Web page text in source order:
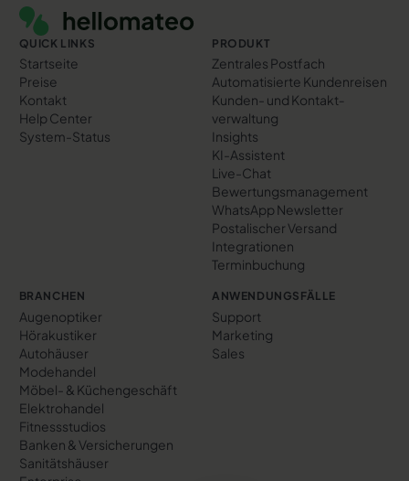
QUICK LINKS
Startseite
Preise
Kontakt
Help Center
System-Status
PRODUKT
Zentrales Postfach
Automatisierte Kundenreisen
Kunden- und Kontakt­
verwaltung
Insights
KI-Assistent
Live-Chat
Bewertungs­management
WhatsApp Newsletter
Postalischer Versand
Integrationen
Terminbuchung
BRANCHEN
Augenoptiker
Hörakustiker
Autohäuser
Modehandel
Möbel- & Küchengeschäft
Elektrohandel
Fitnessstudios
Banken & Versicherungen
Sanitätshäuser
ANWENDUNGSFÄLLE
Support
Marketing
Sales